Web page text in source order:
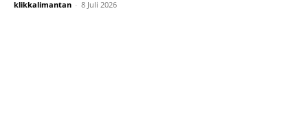
klikkalimantan - 8 Juli 2026